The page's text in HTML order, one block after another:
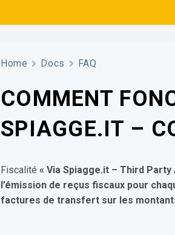
Home Docs FAQ
COMMENT
SPIAGGE.IT –
Fiscalité« Via Spiagge.it – Third
l’émission de reçus fiscaux pour
factures de transfert sur les